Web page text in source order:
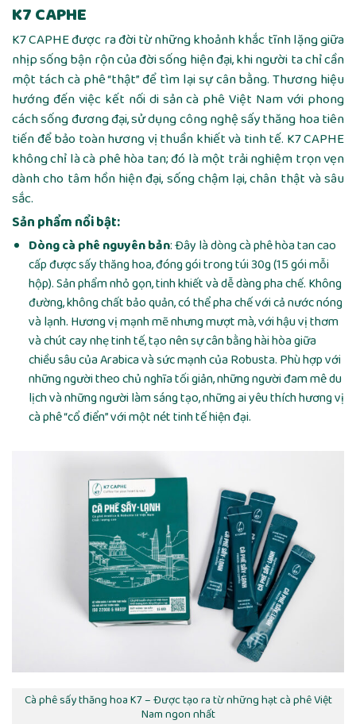
K7 CAPHE
K7 CAPHE được ra đời từ những khoảnh khắc tĩnh lặng giữa
nhịp sống bận rộn của đời sống hiện đại, khi người ta chỉ cần
một tách cà phê “thật” để tìm lại sự cân bằng. Thương hiệu
hướng đến việc kết nối di sản cà phê Việt Nam với phong
cách sống đương đại, sử dụng công nghệ sấy thăng hoa tiên
tiến để bảo toàn hương vị thuần khiết và tinh tế. K7 CAPHE
không chỉ là cà phê hòa tan; đó là một trải nghiệm trọn vẹn
dành cho tâm hồn hiện đại, sống chậm lại, chân thật và sâu
sắc.
Sản phẩm nổi bật:
Dòng cà phê nguyên bản: Đây là dòng cà phê hòa tan cao
cấp được sấy thăng hoa, đóng gói trong túi 30g (15 gói mỗi
hộp). Sản phẩm nhỏ gọn, tinh khiết và dễ dàng pha chế. Không
đường, không chất bảo quản, có thể pha chế với cả nước nóng
và lạnh. Hương vị mạnh mẽ nhưng mượt mà, với hậu vị thơm
và chút cay nhẹ tinh tế, tạo nên sự cân bằng hài hòa giữa
chiều sâu của Arabica và sức mạnh của Robusta. Phù hợp với
những người theo chủ nghĩa tối giản, những người đam mê du
lịch và những người làm sáng tạo, những ai yêu thích hương vị
cà phê “cổ điển” với một nét tinh tế hiện đại.
Cà phê sấy thăng hoa K7 – Được tạo ra từ những hạt cà phê Việt
Nam ngon nhất